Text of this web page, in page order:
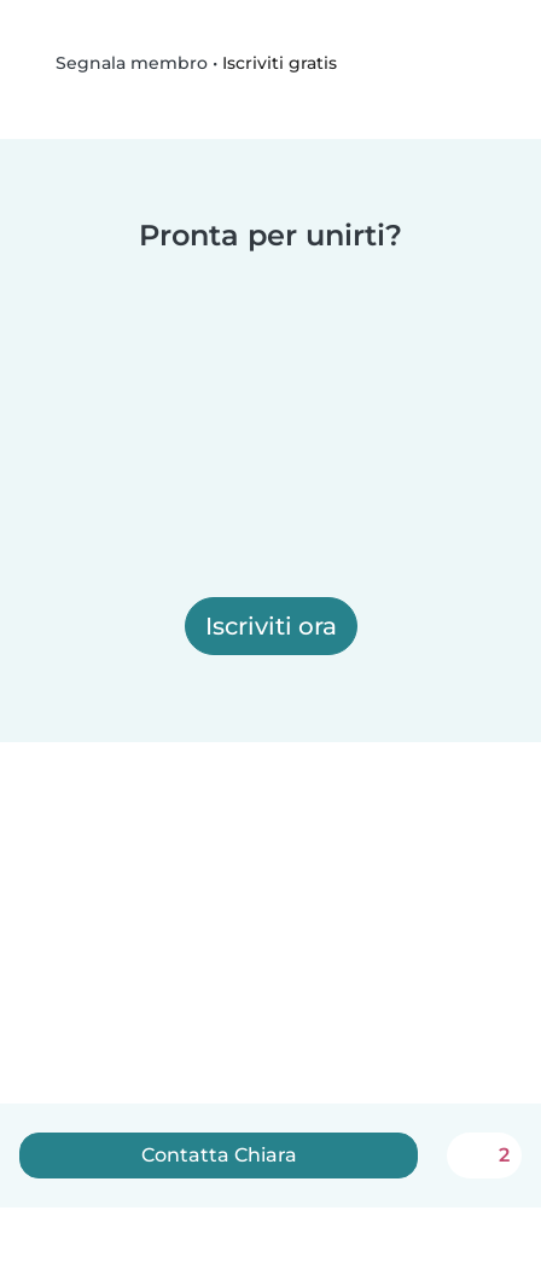
Segnala membro• Iscriviti gratis
Pronta per unirti?
Iscriviti ora
Contatta Chiara 2